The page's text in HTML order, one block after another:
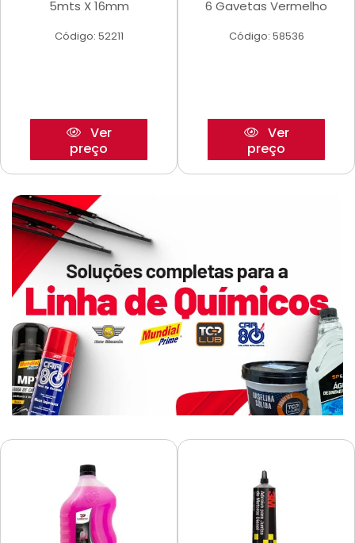
5mts X 16mm
Código: 52211
Ver
preço
6 Gavetas Vermelho
Código: 58536
Ver
preço